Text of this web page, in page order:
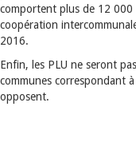
comportent plus de 12 000
coopération
2016.
Enfin, les PLU ne seront
communes correspondant
opposent.